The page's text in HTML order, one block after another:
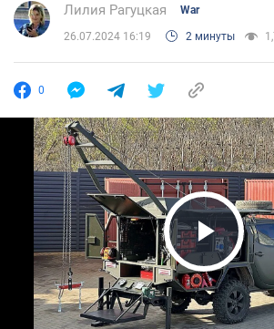
Лилия Рагуцкая War
26.07.2024 16:19 2 минуты
0
Play